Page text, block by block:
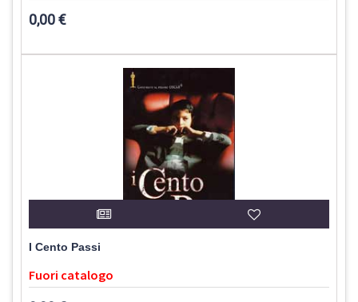
0,00 €
I Cento Passi
Fuori catalogo